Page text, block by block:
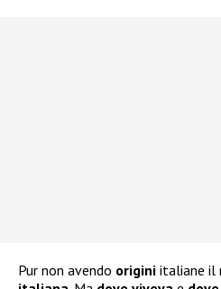
Pur non avendo origini italiane il